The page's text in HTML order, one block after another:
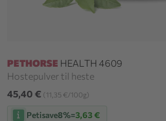
PETHORSE HEALTH 4609
Hostepulver til heste
45,40 € (11,35 €/100g)
Petisave8%=3,63 €